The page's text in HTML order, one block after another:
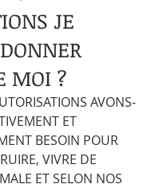
JE
MOI ?
AVONS-
ET
BESOIN POUR
VIVRE DE
ET SELON NOS